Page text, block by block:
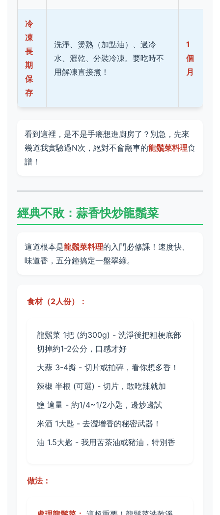
冷
凍
長
期
保
存
洗淨、燙熟（加點油）、過冷
水、瀝乾、分裝冷凍。要吃時不
用解凍直接煮！
1
個
月
看到這裡，是不是手癢想進廚房了？別急，先來
幾道我實驗過N次，絕對不會翻車的龍鬚菜料理食
譜！
經典不敗：蒜香快炒龍鬚菜
這道根本是龍鬚菜料理的入門必修課！速度快、
味道香，五分鐘搞定一盤翠綠。
食材（2人份）：
龍鬚菜 1把 (約300g) - 洗淨後把粗梗底部
切掉約1-2公分，口感才好
大蒜 3-4瓣 - 切片或拍碎，看你想多香！
辣椒 半根 (可選) - 切片，敢吃辣就加
鹽 適量 - 約1/4~1/2小匙，邊炒邊試
米酒 1大匙 - 去澀增香的秘密武器！
油 1.5大匙 - 我用苦茶油或豬油，特別香
做法：